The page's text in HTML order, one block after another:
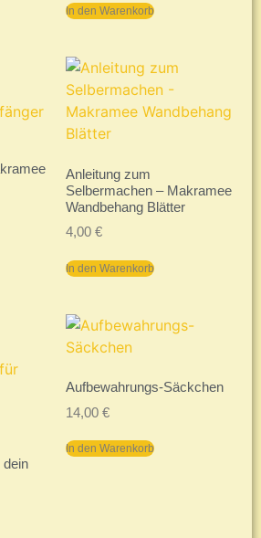
In den Warenkorb
Anleitung zum
Selbermachen – Makramee
Wandbehang Blätter
4,00 €
In den Warenkorb
dein
Aufbewahrungs-Säckchen
14,00 €
In den Warenkorb